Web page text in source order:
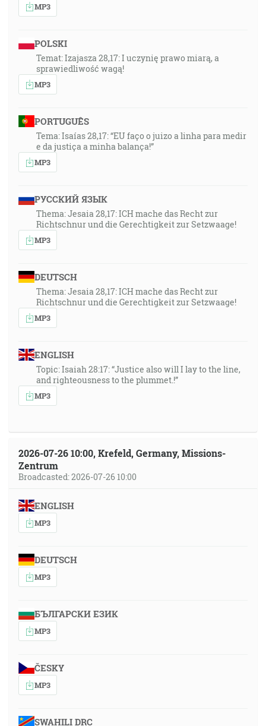
MP3
POLSKI
Temat: Izajasza 28,17: I uczynię prawo miarą, a
sprawiedliwość wagą!
MP3
PORTUGUÊS
Tema: Isaías 28,17: “EU faço o juizo a linha para medir
e da justiça a minha balança!”
MP3
РУССКИЙ ЯЗЫК
Thema: Jesaia 28,17: ICH mache das Recht zur
Richtschnur und die Gerechtigkeit zur Setzwaage!
MP3
DEUTSCH
Thema: Jesaia 28,17: ICH mache das Recht zur
Richtschnur und die Gerechtigkeit zur Setzwaage!
MP3
ENGLISH
Topic: Isaiah 28:17: “Justice also will I lay to the line,
and righteousness to the plummet.!”
MP3
2026-07-26 10:00, Krefeld, Germany, Missions-
Zentrum
Broadcasted: 2026-07-26 10:00
ENGLISH
MP3
DEUTSCH
MP3
БЪЛГАРСКИ ЕЗИК
MP3
ČESKY
MP3
SWAHILI DRC